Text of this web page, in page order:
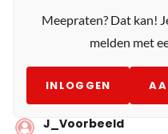
Meepraten? Dat kan!
melden met
INLOGGEN
J_Voorbeeld